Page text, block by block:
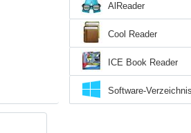
AlReader
Cool Reader
ICE Book Reader
Software-